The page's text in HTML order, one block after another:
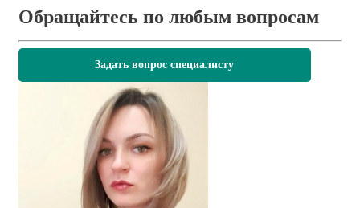
Обращайтесь по любым вопросам
Задать вопрос специалисту